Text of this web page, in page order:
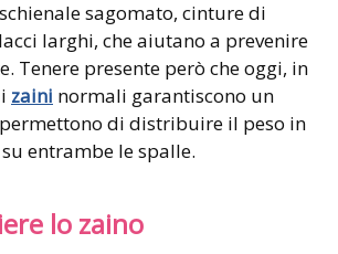
sagomato, cinture di
larghi, che aiutano a prevenire
Tenere presente però che oggi, in
zaini normali garantiscono un
di distribuire il peso in
entrambe le spalle.
lo zaino